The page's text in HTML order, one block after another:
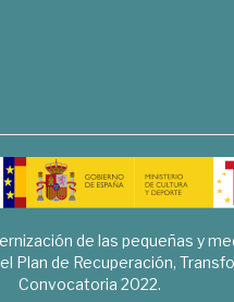
de las pequeñas y
Plan de Recuperación,
Convocatoria 2022.